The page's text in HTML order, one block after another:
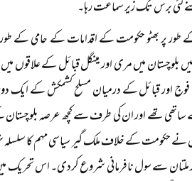
کئی برس تک زیر سماعت رہا۔
طور پر بھٹو حکومت کے اقدامات کے حامی کے
میں مری اور مینگل قبائل کے علاقوں
اور قبائل کے درمیان مسلح کشمکش کے ایک
کے ساتھی تھے اور ان کی طرف سے کچھ عرصہ
جس نے حکومت کے خلاف ملک گیر سیاسی مہم کا